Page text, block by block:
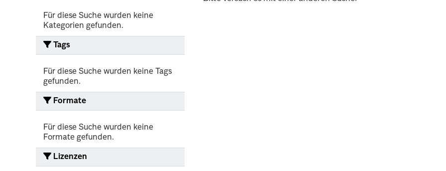
Für diese Suche wurden keine
Kategorien gefunden.
Tags
Für diese Suche wurden keine Tags
gefunden.
Formate
Für diese Suche wurden keine
Formate gefunden.
Lizenzen